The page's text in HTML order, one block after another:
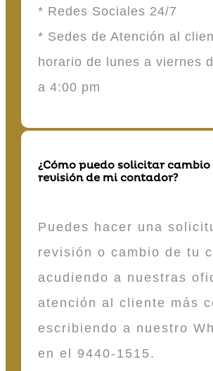
* Redes Sociales 24/7
* Sedes de Atención al
horario de lunes a viernes
a 4:00 pm
¿Cómo puedo solicitar cambio
revisión de mi contador?
Puedes hacer una
revisión o cambio de tu
acudiendo a nuestras
atención al cliente más
escribiendo a nuestro
en el 9440-1515.